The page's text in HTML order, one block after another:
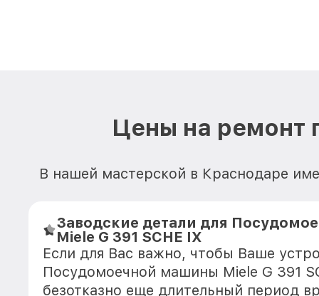
Цены на ремонт
В нашей мастерской в Краснодаре
Заводские детали для
Miele G 391 SCHE IX
Если для Вас важно, чтобы Ваше
Посудомоечной машины Miele G 391
безотказно еще длительный период